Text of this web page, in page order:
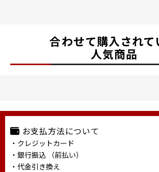
合わせて購入されて
人気商品
お支払方法について
・クレジットカード
・銀行振込 （前払い）
・代金引き換え